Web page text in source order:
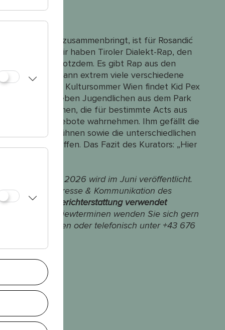
Menschen zusammenbringt, ist für Rosandić
Facetten – wir haben Tiroler Dialekt-Rap, den
feiern es trotzdem. Es gibt Rap aus den
Genre kann extrem viele verschiedene
Publikum des Kultursommer Wien findet Kid Pex
neben Jugendlichen aus dem Park
sitzen Menschen, die für bestimmte Acts aus
Kulturangebote wahrnehmen. Ihm gefällt die
und auf den Bühnen sowie die unterschiedlichen
Das Fazit des Kurators: „Hier
Wien 2026 wird im Juni veröffentlicht.
Abteilung Presse & Kommunikation des
für die Berichterstattung verwendet
von Interviewterminen wenden Sie sich gern
oder telefonisch unter +43 676